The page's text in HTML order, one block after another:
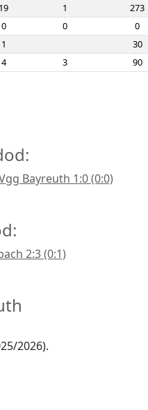
19 1 273
0 0 0
1 30
4 3 90
Bayreuth 1:0 (0:0)
2:3 (0:1)
2026).